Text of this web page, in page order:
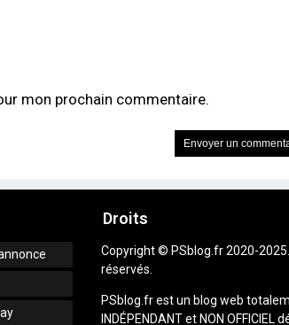
mon prochain commentaire.
Droits
Copyright © PSblog.fr 2020-
réservés.
PSblog.fr est un blog web
INDÉPENDANT et NON OFFICIEL